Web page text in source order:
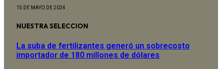
15 DE MAYO DE 2024
NUESTRA SELECCION
La suba de fertilizantes generó un sobrecosto
importador de 180 millones de dólares